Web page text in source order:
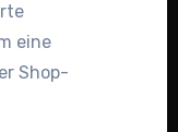
eine
Shop-